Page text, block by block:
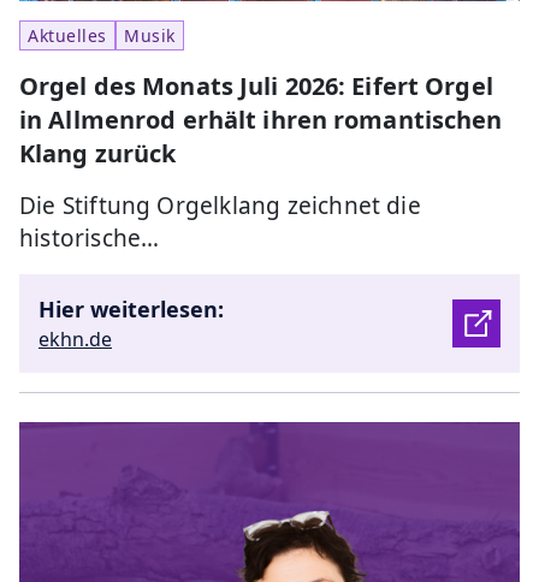
Aktuelles Musik
Orgel des Monats Juli 2026: Eifert Orgel
in Allmenrod erhält ihren romantischen
Klang zurück
Die Stiftung Orgelklang zeichnet die
historische…
Hier weiterlesen:
ekhn.de